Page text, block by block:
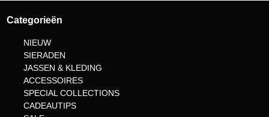
Categorieën
NIEUW
SIERADEN
JASSEN & KLEDING
ACCESSOIRES
SPECIAL COLLECTIONS
CADEAUTIPS